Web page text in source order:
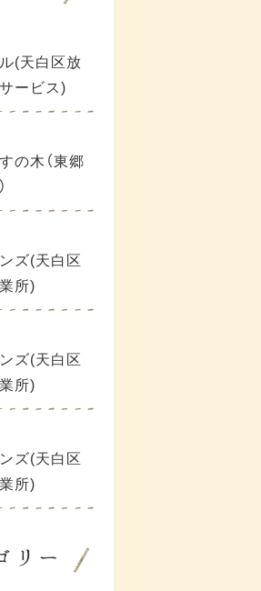
(天白区放
ービス)
の木（東郷
ズ(天白区
所)
ズ(天白区
所)
ズ(天白区
所)